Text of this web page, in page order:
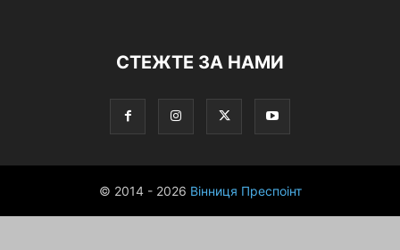
СТЕЖТЕ ЗА НАМИ
© 2014 - 2026 Вінниця Преспоінт